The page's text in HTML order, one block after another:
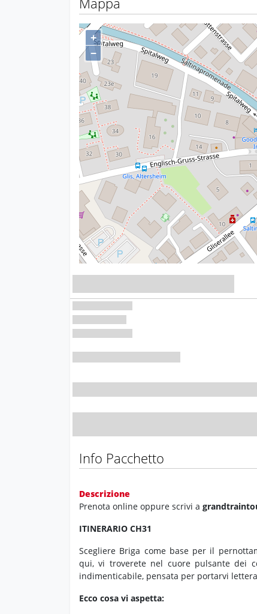
+
−
Info Pacchetto
Descrizione
Prenota online oppure scrivi a
ITINERARIO CH31
Scegliere Briga come base per il
qui, vi troverete nel cuore pulsante dei
indimenticabile, pensata per portarvi
Ecco cosa vi aspetta: